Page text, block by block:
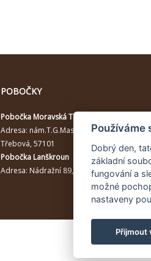
POBOČKY
Pobočka Moravská Třebová
Adresa: nám.T.G.Masaryka 114/10a,
Třebová, 57101
Pobočka Lanškroun
Adresa: Nádražní 89, Lanškroun, 56301
Používáme
Dobrý den,
základní
fungování a
možné
nastaveny
Přijmout